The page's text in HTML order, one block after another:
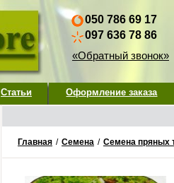
050 786 69 17
097 636 78 86
«Обратный звонок»
Статьи Оформление заказа
Главная / Семена / Семена пряных